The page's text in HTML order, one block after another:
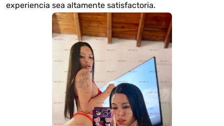
experiencia sea altamente satisfactoria.